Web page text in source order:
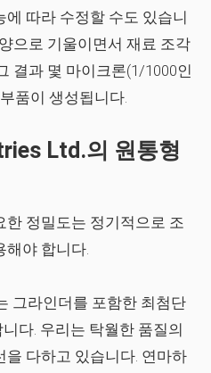
따라 수정할 수도 있습니
으로 기울이면서 재료 조각
결과 몇 마이크론(1/1000인
품이 생성됩니다.
Ltd.의 원통형
한 정밀도는 정기적으로 조
해야 합니다.
그라인더를 포함한 최첨단
다. 우리는 탁월한 품질의
다하고 있습니다. 연마하